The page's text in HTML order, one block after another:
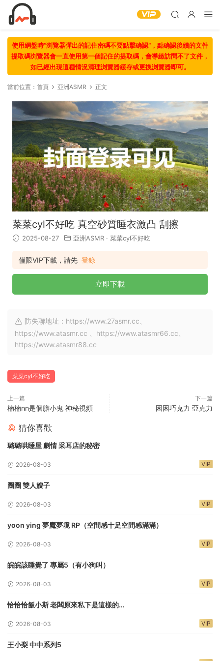
使用網盤時“浏覽器彈出的記住密碼不要點擊确認“，點确認後續的文件
提取碼浏覽器會一直使用第一個記住的提取碼，會導緻訪問不了文件，
如已經出現這種情況清理浏覽器緩存或更換浏覽器即可。
當前位置： 首頁 亞洲ASMR 正文
菜菜cyl不好吃 真空砂質睡衣激凸 刮擦
2025-08-27 亞洲ASMR · 菜菜cyl不好吃
僅限VIP下載，請先 登錄
立即下載
防失聯地址：https://www.27asmr.cc、
https://www.atasmr.cc 、https://www.atasmr66.cc、
https://www.atasmr88.cc
菜菜cyl不好吃
上一篇
楠楠nn是個膽小鬼 神秘視頻
下一篇
困困巧克力 亞克力
猜你喜歡
璐璐哄睡屋 劇情 采耳店的秘密
2026-08-03 VIP
圈圈 雙人嫂子
2026-08-03 VIP
yoon ying 夢魔夢境 RP（空間感十足空間感滿滿）
2026-08-03 VIP
皖皖該睡覺了 專屬5（有小狗叫）
2026-08-03 VIP
恰恰恰飯小斯 老闆原來私下是這樣的…
2026-08-03 VIP
王小梨 中中系列5